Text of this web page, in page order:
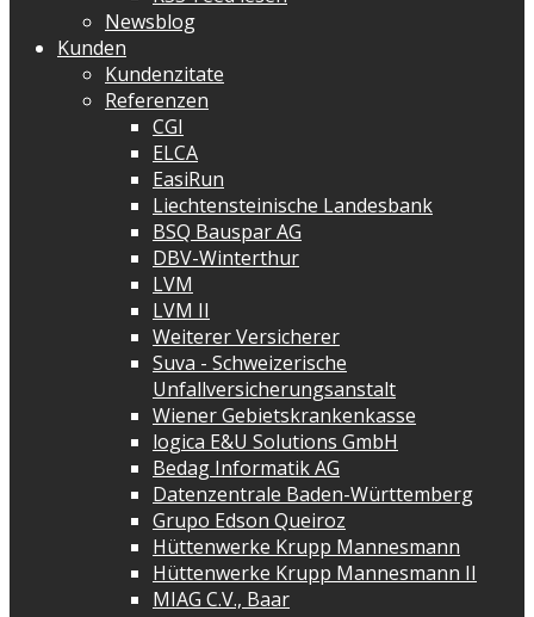
Newsblog
Kunden
Kundenzitate
Referenzen
CGI
ELCA
EasiRun
Liechtensteinische Landesbank
BSQ Bauspar AG
DBV-Winterthur
LVM
LVM II
Weiterer Versicherer
Suva - Schweizerische
Unfallversicherungsanstalt
Wiener Gebietskrankenkasse
logica E&U Solutions GmbH
Bedag Informatik AG
Datenzentrale Baden-Württemberg
Grupo Edson Queiroz
Hüttenwerke Krupp Mannesmann
Hüttenwerke Krupp Mannesmann II
MIAG C.V., Baar